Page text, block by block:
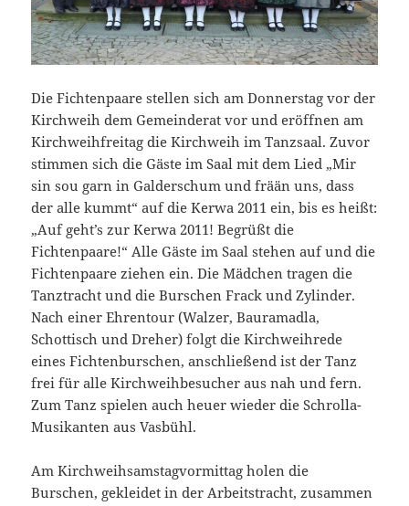
Die Fichtenpaare stellen sich am Donnerstag vor der
Kirchweih dem Gemeinderat vor und eröffnen am
Kirchweihfreitag die Kirchweih im Tanzsaal. Zuvor
stimmen sich die Gäste im Saal mit dem Lied „Mir
sin sou garn in Galderschum und frään uns, dass
der alle kummt“ auf die Kerwa 2011 ein, bis es heißt:
„Auf geht’s zur Kerwa 2011! Begrüßt die
Fichtenpaare!“ Alle Gäste im Saal stehen auf und die
Fichtenpaare ziehen ein. Die Mädchen tragen die
Tanztracht und die Burschen Frack und Zylinder.
Nach einer Ehrentour (Walzer, Bauramadla,
Schottisch und Dreher) folgt die Kirchweihrede
eines Fichtenburschen, anschließend ist der Tanz
frei für alle Kirchweihbesucher aus nah und fern.
Zum Tanz spielen auch heuer wieder die Schrolla-
Musikanten aus Vasbühl.
Am Kirchweihsamstagvormittag holen die
Burschen, gekleidet in der Arbeitstracht, zusammen